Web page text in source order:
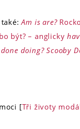
také:Am is are?
být? – anglicky
doing? Scooby
moci [Tři životy